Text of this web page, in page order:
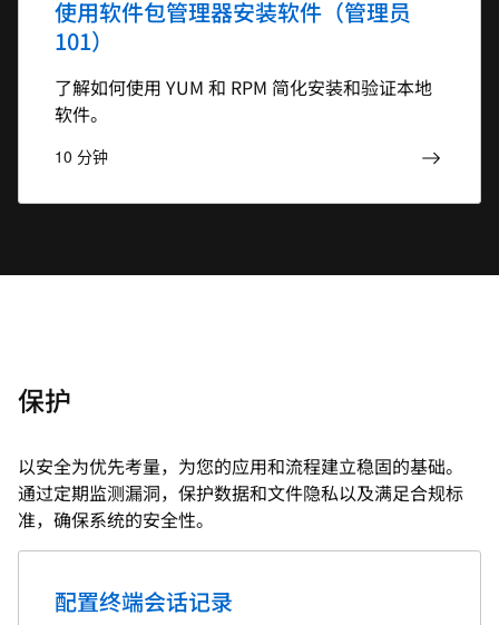
使用软件包管理器安装软件（管理员
101）
了解如何使用 YUM 和 RPM 简化安装和验证本地
软件。
10 分钟
保护
以安全为优先考量，为您的应用和流程建立稳固的基础。
通过定期监测漏洞，保护数据和文件隐私以及满足合规标
准，确保系统的安全性。
配置终端会话记录